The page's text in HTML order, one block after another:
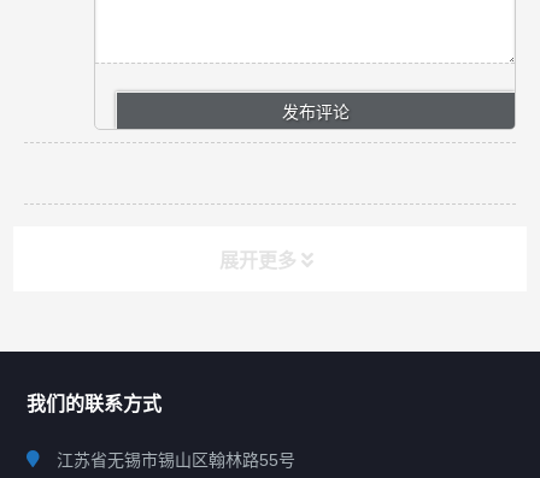
展开更多
我们的联系方式
江苏省无锡市锡山区翰林路55号